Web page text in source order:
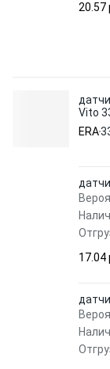
20.57
Vito
ERA
17.04